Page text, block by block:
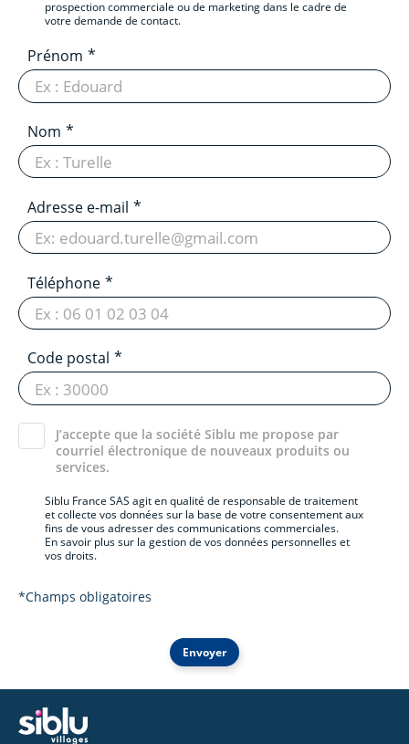
prospection commerciale ou de marketing dans le cadre de
votre demande de contact.
Prénom
Nom
Adresse e-mail
Téléphone
Code postal
J’accepte que la société Siblu me propose par
courriel électronique de nouveaux produits ou
services.
Siblu France SAS agit en qualité de responsable de traitement
et collecte vos données sur la base de votre consentement aux
fins de vous adresser des communications commerciales.
En savoir plus sur la gestion de vos données personnelles et
vos droits.
*Champs obligatoires
Envoyer